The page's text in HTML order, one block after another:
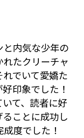
内気な少年の
たクリーチャ
でいて愛嬌た
印象でした！
て、読者に好
ことに成功し
度でした！